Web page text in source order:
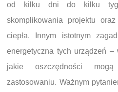
od kilku dni do kilku
skomplikowania projektu
ciepła. Innym istotnym
energetyczna tych urządzeń
jakie oszczędności
zastosowaniu. Ważnym